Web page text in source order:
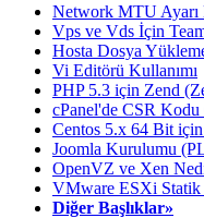
Network MTU Ayarı
Vps ve Vds İçin
Hosta Dosya
Vi Editörü Kullanımı
PHP 5.3 için Zend
cPanel'de CSR Kodu
Centos 5.x 64 Bit
Joomla Kurulumu
OpenVZ ve Xen
VMware ESXi Statik
Diğer Başlıklar»